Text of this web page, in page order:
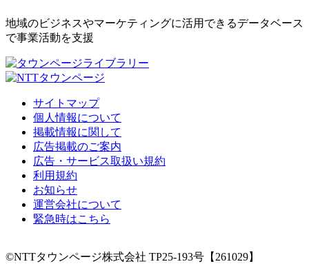
地域のビジネスやマーケティングに活用できるデータベース
で事業活動を支援
サイトマップ
個人情報について
掲載情報に関して
広告掲載のご案内
広告・サービス取扱い規約
利用規約
お知らせ
運営会社について
緊急時はこちら
©NTTタウンページ株式会社 TP25-193号【261029】